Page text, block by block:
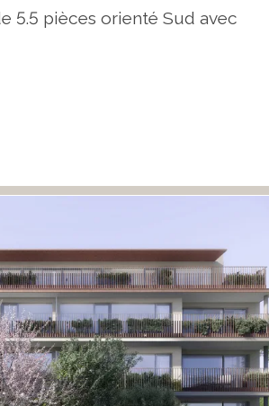
5.5 pièces orienté Sud avec